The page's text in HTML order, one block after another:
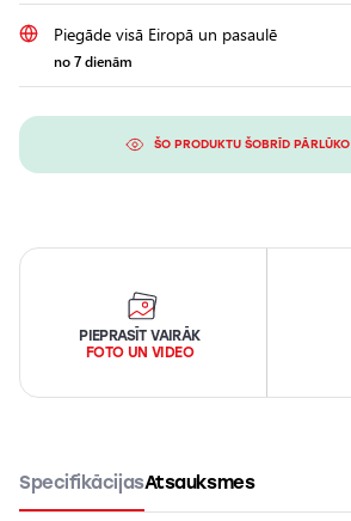
Piegāde visā Eiropā un pasaulē
no 7 dienām
ŠO PRODUKTU ŠOBRĪD PĀRLŪKO
PIEPRASĪT VAIRĀK
FOTO UN VIDEO
SpecifikācijasAtsauksmes